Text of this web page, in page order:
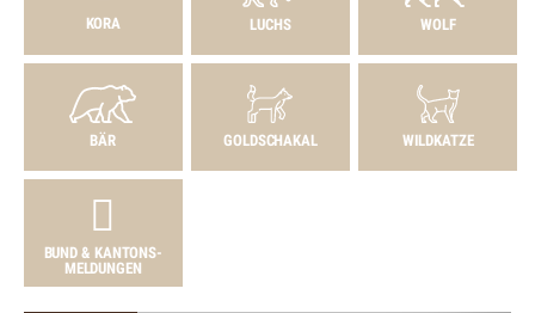
KORA LUCHS WOLF
BÄR GOLDSCHAKAL WILDKATZE
BUND & KANTONS­
MELDUNGEN